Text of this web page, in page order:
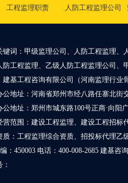
工程监理职责
人防工程监理公司
键词：甲级监理公司、人防工程监理、
防工程监理、乙级人防工程监理公司、
建基工程咨询有限公司（河南监理行业
公地址：河南省郑州市经八路任寨北街
公地址：郑州市城东路100号正商·向阳
营范围：建设工程监理、建设工程招标
质：工程监理综合资质、招投标代理乙
：450003 电话：400-008-2685 建基咨